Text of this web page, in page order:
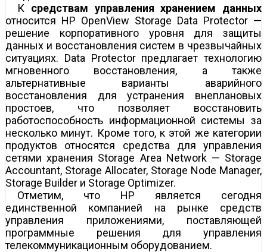
К средствам управления хранением данных
относится HP OpenView Storage Data Protector —
решение корпоративного уровня для защиты
данных и восстановления систем в чрезвычайных
ситуациях. Data Protector предлагает технологию
мгновенного восстановления, а также
альтернативные варианты аварийного
восстановления для устранения внеплановых
простоев, что позволяет восстановить
работоспособность информационной системы за
несколько минут. Кроме того, к этой же категории
продуктов относятся средства для управления
сетями хранения Storage Area Network — Storage
Accountant, Storage Allocater, Storage Node Manager,
Storage Builder и Storage Optimizer.
Отметим, что НР является сегодня
единственной компанией на рынке средств
управления приложениями, поставляющей
программные решения для управления
телекоммуникационным оборудованием.